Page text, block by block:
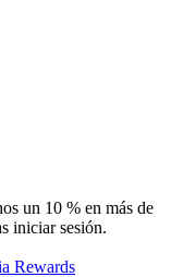
un 10 % en más de
iniciar sesión.
Rewards